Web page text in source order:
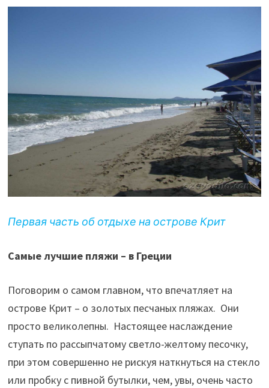
Первая часть об отдыхе на острове Крит
Самые лучшие пляжи – в Греции
Поговорим о самом главном, что впечатляет на
острове Крит – о золотых песчаных пляжах. Они
просто великолепны. Настоящее наслаждение
ступать по рассыпчатому светло-желтому песочку,
при этом совершенно не рискуя наткнуться на стекло
или пробку с пивной бутылки, чем, увы, очень часто